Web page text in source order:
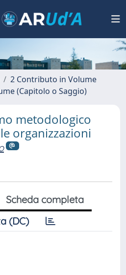
2 Contributo in Volume
(Capitolo o Saggio)
metodologico
organizzazioni
Scheda completa
(DC)